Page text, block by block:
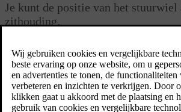
Je kunt de positie van het stuurwiel
zithouding.